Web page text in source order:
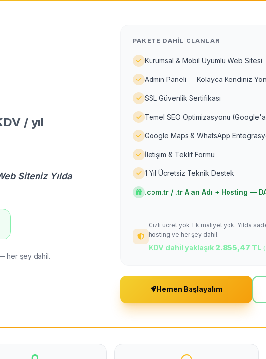
/ yıl
Siteniz Yılda
her şey dahil.
PAKETE DAHIL OLANLAR
Kurumsal & Mobil Uyumlu Web Sitesi
Admin Paneli — Kolayca Kendiniz
SSL Güvenlik Sertifikası
Temel SEO Optimizasyonu (Google'a
Google Maps & WhatsApp
İletişim & Teklif Formu
1 Yıl Ücretsiz Teknik Destek
.com.tr / .tr Alan Adı + Hosting —
Gizli ücret yok. Ek maliyet yok. Yılda
hosting ve her şey dahil.
KDV dahil yaklaşık 2.855,47 TL
Hemen Başlayalım